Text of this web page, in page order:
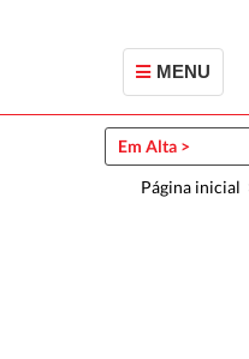
MENU
Em Alta >
Página inicial